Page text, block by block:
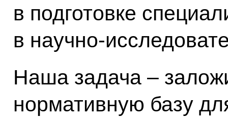
в подготовке
в научно-
Наша задача –
нормативную базу